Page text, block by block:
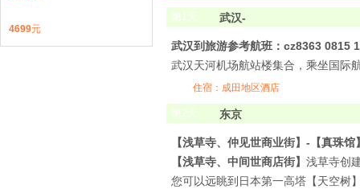
第1天 武汉-
武汉到旅游参考航班：cz8363 0815
武汉天河机场航站楼集合，乘坐国际
住宿：成田地区酒店
第2天 东京
【浅草寺、仲见世商业街】-【真珠
【浅草寺、中间世商店街】 浅草寺创
您可以远眺到日本第一高塔【天空树
4699元